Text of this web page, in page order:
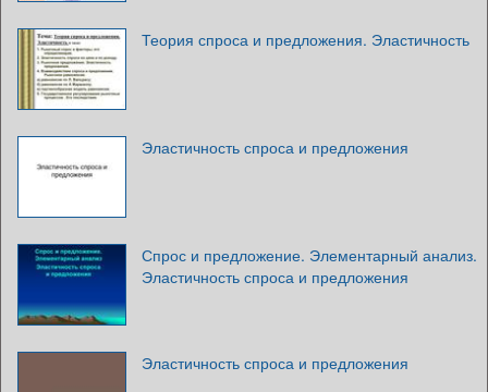
Теория спроса и предложения. Эластичность
Эластичность спроса и предложения
Спрос и предложение. Элементарный анализ.
Эластичность спроса и предложения
Эластичность спроса и предложения